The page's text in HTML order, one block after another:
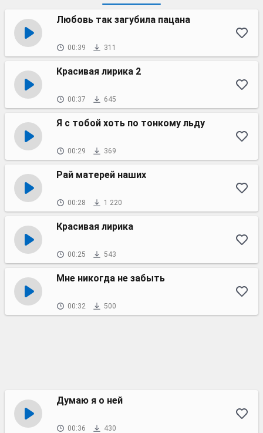
Любовь так загубила пацана
00:39 311
Красивая лирика 2
00:37 645
Я с тобой хоть по тонкому льду
00:29 369
Рай матерей наших
00:28 1 220
Красивая лирика
00:25 543
Мне никогда не забыть
00:32 500
Думаю я о ней
00:36 430